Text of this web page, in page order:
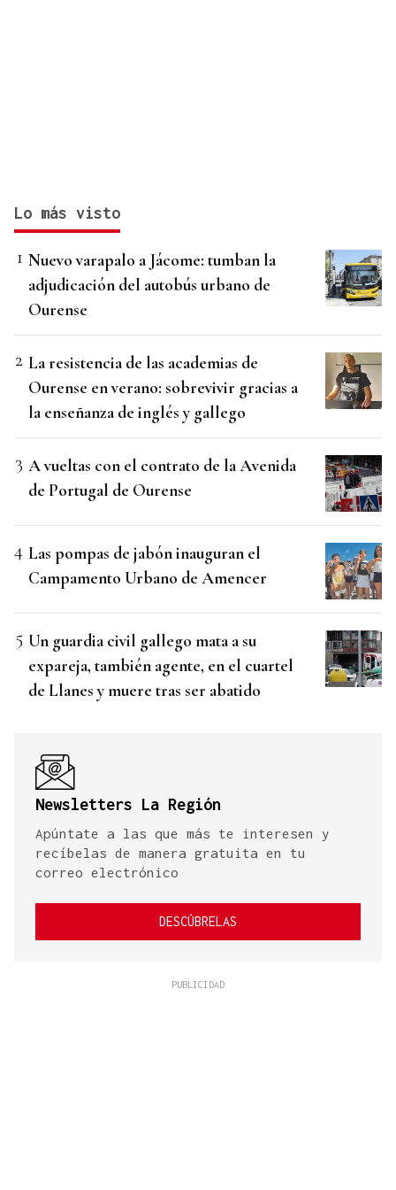
Lo más visto
Nuevo varapalo a Jácome: tumban la
adjudicación del autobús urbano de
Ourense
La resistencia de las academias de
Ourense en verano: sobrevivir gracias a
la enseñanza de inglés y gallego
A vueltas con el contrato de la Avenida
de Portugal de Ourense
Las pompas de jabón inauguran el
Campamento Urbano de Amencer
Un guardia civil gallego mata a su
expareja, también agente, en el cuartel
de Llanes y muere tras ser abatido
Newsletters La Región
Apúntate a las que más te interesen y
recíbelas de manera gratuita en tu
correo electrónico
DESCÚBRELAS